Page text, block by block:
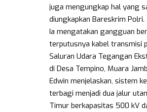
juga mengungkap hal yang
diungkapkan Bareskrim Polri.
Ia mengatakan gangguan
terputusnya kabel transmisi
Saluran Udara Tegangan
di Desa Tempino, Muara
Edwin menjelaskan, sistem
terbagi menjadi dua jalur
Timur berkapasitas 500 kV